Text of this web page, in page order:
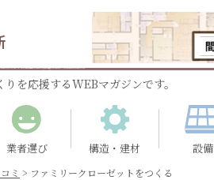
を応援するWEBマガジンです。
業者選び 構造・建材 設備
ミ > ファミリークローゼットをつくる